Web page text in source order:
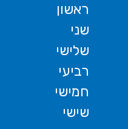
ראשון
שני
שלישי
רביעי
חמישי
שישי